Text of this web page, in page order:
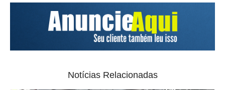
Notícias Relacionadas